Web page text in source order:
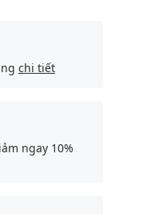
chi tiết
ngay 10%